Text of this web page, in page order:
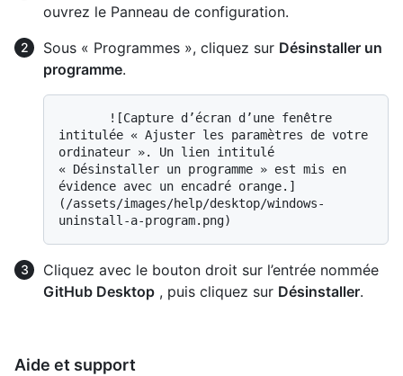
ouvrez le Panneau de configuration.
Sous « Programmes », cliquez sur Désinstaller un
programme.
intitulée « Ajuster les paramètres de votre
ordinateur ». Un lien intitulé
« Désinstaller un programme » est mis en
évidence avec un encadré orange.]
(/assets/images/help/desktop/windows-
Cliquez avec le bouton droit sur l’entrée nommée
GitHub Desktop , puis cliquez sur Désinstaller.
Aide et support